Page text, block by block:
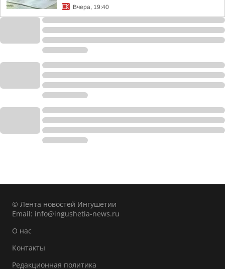
Вчера, 19:40
© Лента новостей Ингушетии
Email: info@ingushetia-news.ru
О нас
Контакты
Редакционная политика